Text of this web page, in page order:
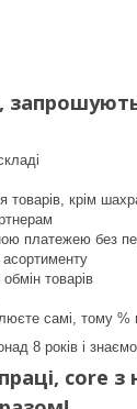
товарів, крім
платежею без
товарів
самі, тому
8 років і
core